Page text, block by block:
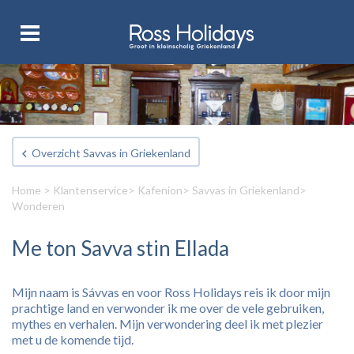
Overzicht Savvas in Griekenland
Home > Klantenservice> Kafenion> Savvas in Griekenland>
Wonderen
Me ton Savva stin Ellada
Mijn naam is Sávvas en voor Ross Holidays reis ik door mijn
prachtige land en verwonder ik me over de vele gebruiken,
mythes en verhalen. Mijn verwondering deel ik met plezier
met u de komende tijd.